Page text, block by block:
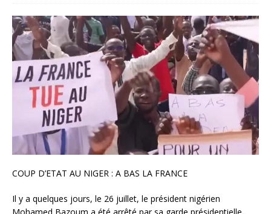
COUP D’ETAT AU NIGER : A BAS LA FRANCE
Il y a quelques jours, le 26 juillet, le président nigérien
Mohamed Bazoum a été arrêté par sa garde présidentielle,